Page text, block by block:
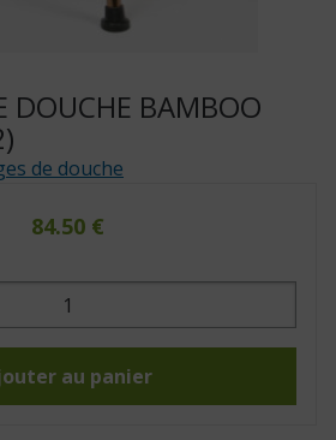
DOUCHE BAMBOO
de douche
84.50 €
au panier